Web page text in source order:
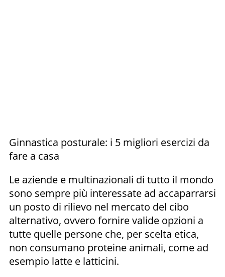
Ginnastica posturale: i 5 migliori esercizi da
fare a casa
Le aziende e multinazionali di tutto il mondo
sono sempre più interessate ad accaparrarsi
un posto di rilievo nel mercato del cibo
alternativo, ovvero fornire valide opzioni a
tutte quelle persone che, per scelta etica,
non consumano proteine animali, come ad
esempio latte e latticini.